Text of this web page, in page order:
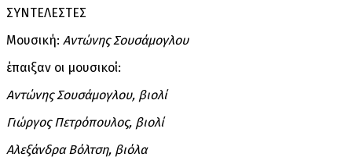
ΣΥΝΤΕΛΕΣΤΕΣ
Μουσική: Αντώνης Σουσάμογλου
έπαιξαν οι μουσικοί:
Αντώνης Σουσάμογλου, βιολί
Γιώργος Πετρόπουλος, βιολί
Αλεξάνδρα Βόλτση, βιόλα